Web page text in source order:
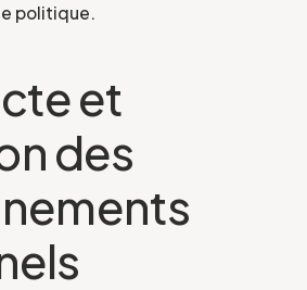
politique.
et
des